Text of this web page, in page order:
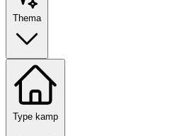
Thema
Type kamp